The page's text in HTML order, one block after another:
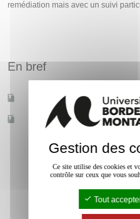
remédiation mais avec un suivi
En bref
Mobilité d'études Non
Accessible à distance Non
Gestion des
Ce site utilise des cookies et
contrôle sur ceux que vous
Tout